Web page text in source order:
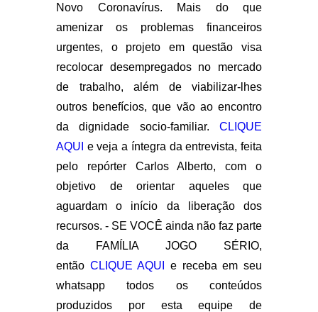
Novo Coronavírus. Mais do que
amenizar os problemas financeiros
urgentes, o projeto em questão visa
recolocar desempregados no mercado
de trabalho, além de viabilizar-lhes
outros benefícios, que vão ao encontro
da dignidade socio-familiar. CLIQUE
AQUI e veja a íntegra da entrevista, feita
pelo repórter Carlos Alberto, com o
objetivo de orientar aqueles que
aguardam o início da liberação dos
recursos. - SE VOCÊ ainda não faz parte
da FAMÍLIA JOGO SÉRIO,
então CLIQUE AQUI
e receba em seu
whatsapp todos os conteúdos
produzidos por esta equipe de